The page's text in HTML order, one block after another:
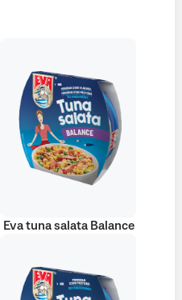
Eva tuna salata Balance